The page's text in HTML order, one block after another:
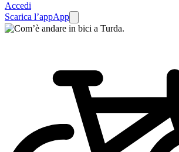
Accedi
Scarica l’appApp